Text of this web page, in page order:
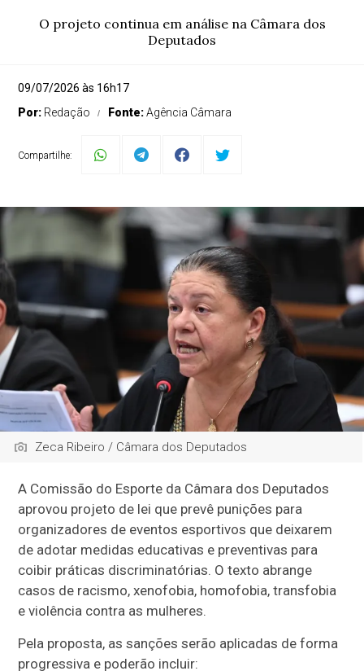
O projeto continua em análise na Câmara dos
Deputados
09/07/2026 às 16h17
Por: Redação Fonte:Agência Câmara
Compartilhe:
Zeca Ribeiro / Câmara dos Deputados
A Comissão do Esporte da Câmara dos Deputados
aprovou projeto de lei que prevê punições para
organizadores de eventos esportivos que deixarem
de adotar medidas educativas e preventivas para
coibir práticas discriminatórias. O texto abrange
casos de racismo, xenofobia, homofobia, transfobia
e violência contra as mulheres.
Pela proposta, as sanções serão aplicadas de forma
progressiva e poderão incluir: